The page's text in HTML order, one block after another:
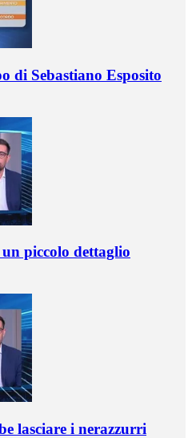
di Sebastiano Esposito
piccolo dettaglio
lasciare i nerazzurri